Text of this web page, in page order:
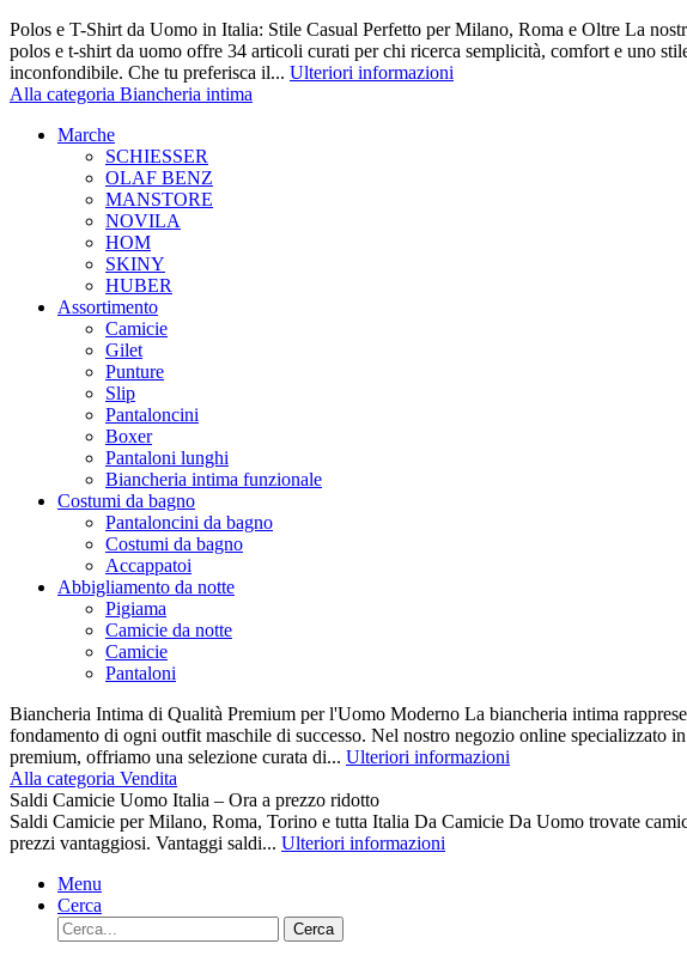
Polos e T-Shirt da Uomo in Italia: Stile Casual Perfetto per Milano, Roma e Oltre La
polos e t-shirt da uomo offre 34 articoli curati per chi ricerca semplicità, comfort e uno
inconfondibile. Che tu preferisca il... Ulteriori informazioni
Alla categoria Biancheria intima
Marche
SCHIESSER
OLAF BENZ
MANSTORE
NOVILA
HOM
SKINY
HUBER
Assortimento
Camicie
Gilet
Punture
Slip
Pantaloncini
Boxer
Pantaloni lunghi
Biancheria intima funzionale
Costumi da bagno
Pantaloncini da bagno
Costumi da bagno
Accappatoi
Abbigliamento da notte
Pigiama
Camicie da notte
Camicie
Pantaloni
Biancheria Intima di Qualità Premium per l'Uomo Moderno La biancheria intima
fondamento di ogni outfit maschile di successo. Nel nostro negozio online specializzato
premium, offriamo una selezione curata di... Ulteriori informazioni
Alla categoria Vendita
Saldi Camicie Uomo Italia – Ora a prezzo ridotto
Saldi Camicie per Milano, Roma, Torino e tutta Italia Da Camicie Da Uomo trovate
prezzi vantaggiosi. Vantaggi saldi... Ulteriori informazioni
Menu
Cerca
Cerca